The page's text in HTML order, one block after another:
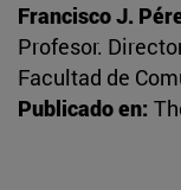
Francisco J.
Profesor.
Facultad de
Publicado en: